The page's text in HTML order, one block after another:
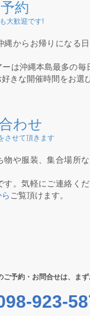
約
大歓迎です!
縄からお帰りになる
は沖縄本島最多の毎
きな開催時間をお選
わせ
させて頂きます
物や服装、集合場所
す。気軽にご連絡く
ご覧頂けます。
ご予約・お問合せは、まず
923-